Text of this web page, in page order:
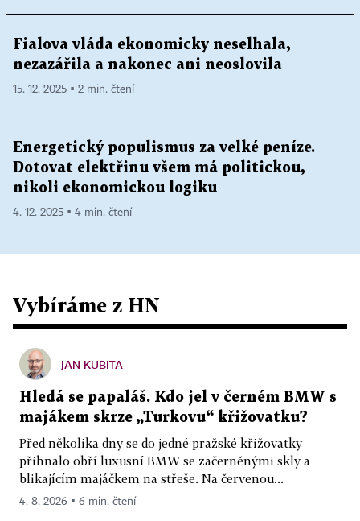
Fialova vláda ekonomicky neselhala,
nezazářila a nakonec ani neoslovila
15. 12. 2025 ▪ 2 min. čtení
Energetický populismus za velké peníze.
Dotovat elektřinu všem má politickou,
nikoli ekonomickou logiku
4. 12. 2025 ▪ 4 min. čtení
Vybíráme z HN
JAN KUBITA
Hledá se papaláš. Kdo jel v černém BMW s
majákem skrze „Turkovu“ křižovatku?
Před několika dny se do jedné pražské křižovatky
přihnalo obří luxusní BMW se začerněnými skly a
blikajícím majáčkem na střeše. Na červenou...
4. 8. 2026 ▪ 6 min. čtení